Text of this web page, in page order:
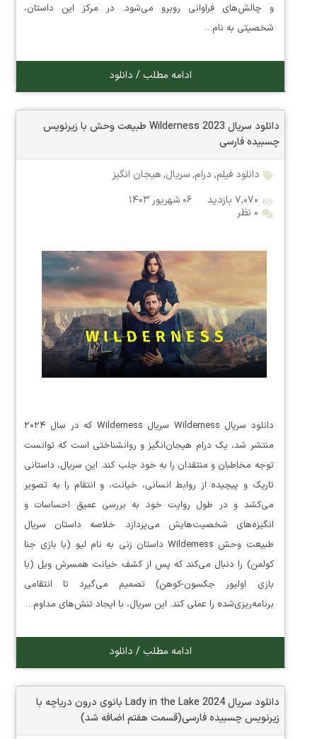
و چالش‌های فراوانی روبرو می‌شود. در مرکز این داستان،
شخصیتی به نام…
ادامه مطلب / دانلود
دانلود سریال Wilderness 2023 طبیعت وحش با زیرنویس
چسبیده فارسی
دانلود فیلم, درام,سریال,هیجان انگیز
۷,۰۷۰ بازدید
۰۶ شهریور ۱۴۰۳
۰ نظر
دانلود سریال Wilderness سریال Wilderness که در سال ۲۰۲۴
منتشر شد، یک درام هیجان‌انگیز و روانشناختی است که توانست
توجه مخاطبان و منتقدان را به خود جلب کند. این سریال، داستانی
تاریک و پیچیده از روابط انسانی، خیانت، و انتقام را به تصویر
می‌کشد و در طول روایت خود به بررسی عمیق احساسات و
انگیزه‌های شخصیت‌هایش می‌پردازد. خلاصه داستان سریال
طبیعت وحش Wilderness داستان زنی به نام لیو (با بازی جنا
کولمن) را دنبال می‌کند که پس از کشف خیانت همسرش ویل (با
بازی اولیور جکسون-کوهن) تصمیم می‌گیرد تا انتقامی
برنامه‌ریزی‌شده را عملی کند. این سریال، با ایجاد تنش‌های مداوم…
ادامه مطلب / دانلود
دانلود سریال Lady in the Lake 2024 بانوی درون دریاچه با
زیرنویس چسبیده فارسی(قسمت هفتم اضافه شد)